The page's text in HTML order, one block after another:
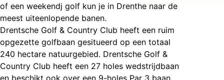
of een weekendj golf kun je in Drenthe naar de
meest uiteenlopende banen.
Drentsche Golf & Country Club heeft een ruim
opgezette golfbaan gesitueerd op een totaal
240 hectare natuurgebied. Drentsche Golf &
Country Club heeft een 27 holes wedstrijdbaan
en beschikt ook over een 9-holes Par 3 baan.